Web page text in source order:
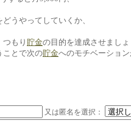
うやってしていくか、
もり 貯金の目的を達成させまし
ことで次の貯金へのモチベーショ
又は匿名を選択：